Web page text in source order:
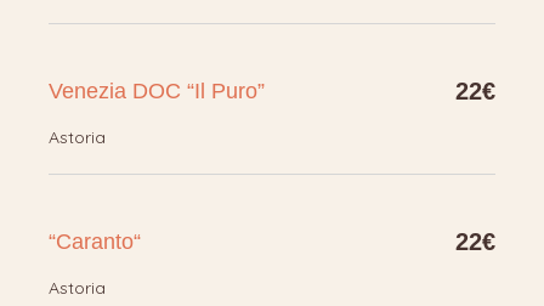
Venezia DOC “Il Puro” 22€
Astoria
“Caranto“ 22€
Astoria